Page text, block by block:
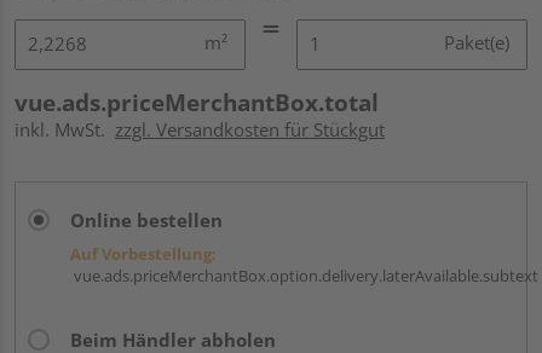
m² Paket(e)
vue.ads.priceMerchantBox.total
inkl. MwSt. zzgl. Versandkosten für Stückgut
Online bestellen
Auf Vorbestellung:
vue.ads.priceMerchantBox.option.delivery.laterAvailable.subtext
Beim Händler abholen